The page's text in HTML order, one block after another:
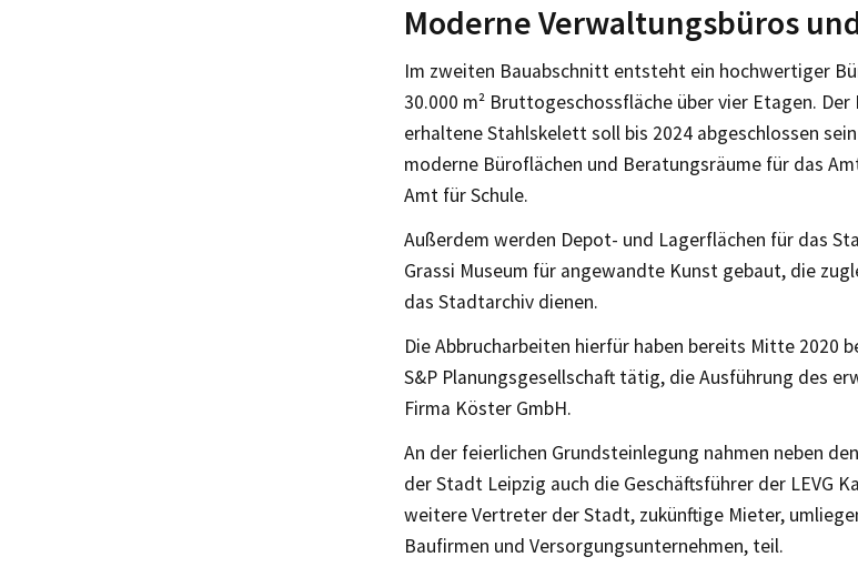
Moderne Verwaltungsbüros
Im zweiten Bauabschnitt entsteht ein hochwertiger
30.000 m² Bruttogeschossfläche über vier Etagen.
erhaltene Stahlskelett soll bis 2024 abgeschlossen
moderne Büroflächen und Beratungsräume für das
Amt für Schule.
Außerdem werden Depot- und Lagerflächen für das
Grassi Museum für angewandte Kunst gebaut, die
das Stadtarchiv dienen.
Die Abbrucharbeiten hierfür haben bereits Mitte 2020
S&P Planungsgesellschaft tätig, die Ausführung des
Firma Köster GmbH.
An der feierlichen Grundsteinlegung nahmen neben
der Stadt Leipzig auch die Geschäftsführer der LEVG
weitere Vertreter der Stadt, zukünftige Mieter,
Baufirmen und Versorgungsunternehmen, teil.